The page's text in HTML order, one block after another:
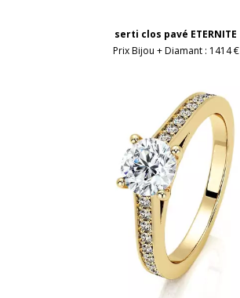
serti clos pavé ETERNITE
Prix Bijou + Diamant : 1414 €